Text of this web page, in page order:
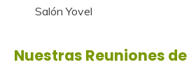
Salón Yovel
Nuestras Reuniones